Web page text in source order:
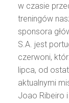
w czasie
treningów
sponsora
S.A. jest
czerwoni,
lipca, od
aktualnymi
Joao Ribeiro